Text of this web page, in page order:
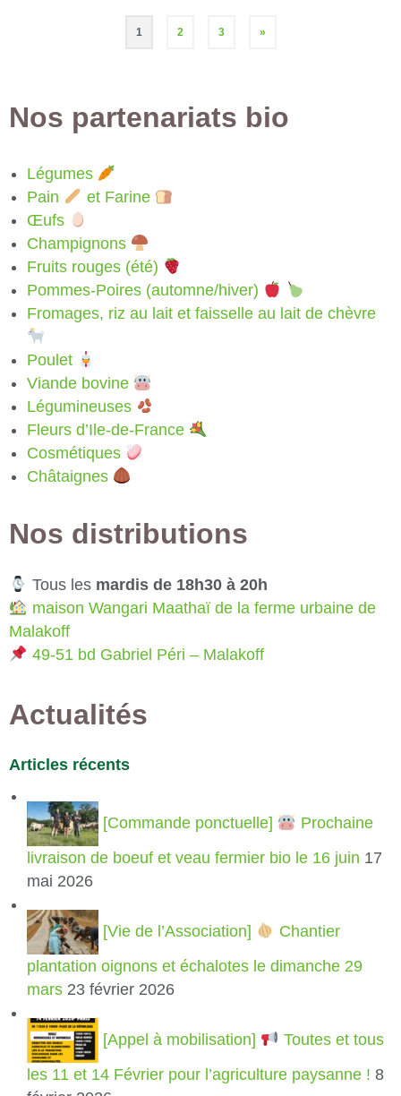
1 2 3 »
Nos partenariats bio
Légumes
Pain
et Farine
Œufs
Champignons
Fruits rouges (été)
Pommes-Poires (automne/hiver)
Fromages, riz au lait et faisselle au lait de chèvre
Poulet
Viande bovine
Légumineuses
Fleurs d’Ile-de-France
Cosmétiques
Châtaignes
Nos distributions
Tous lesmardis de 18h30 à 20h
maison Wangari Maathaï de la ferme urbaine de
Malakoff
49-51 bd Gabriel Péri – Malakoff
Actualités
Articles récents
[Commande ponctuelle]
Prochaine
livraison de boeuf et veau fermier bio le 16 juin 17
mai 2026
[Vie de l’Association]
Chantier
plantation oignons et échalotes le dimanche 29
mars 23 février 2026
[Appel à mobilisation]
Toutes et tous
les 11 et 14 Février pour l’agriculture paysanne ! 8